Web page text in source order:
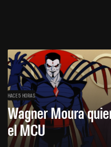
HACE 5 HORAS
Wagner Moura
el MCU